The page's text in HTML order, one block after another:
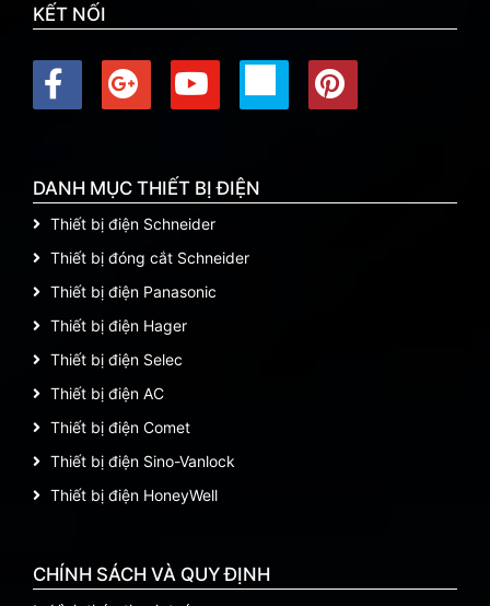
KẾT NỐI
DANH MỤC THIẾT BỊ ĐIỆN
Thiết bị điện Schneider
Thiết bị đóng cắt Schneider
Thiết bị điện Panasonic
Thiết bị điện Hager
Thiết bị điện Selec
Thiết bị điện AC
Thiết bị điện Comet
Thiết bị điện Sino-Vanlock
Thiết bị điện HoneyWell
CHÍNH SÁCH VÀ QUY ĐỊNH